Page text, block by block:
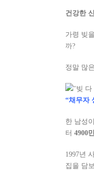
건강한
가령 빚
까?
정말 많
“채무자
한 남성
터 4900
1997년
집을 담